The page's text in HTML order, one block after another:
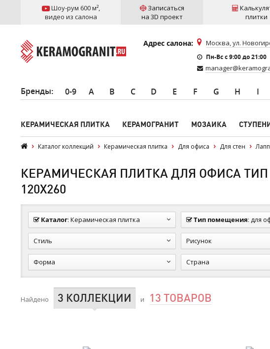
Шоу-рум 600 м²,
видео из салона
Записаться
на 3D проект
плитки
Адрес салона: Москва, ул.
Пн-Вс c 9:00 до 21:00
Бренды: 0-9 A B C D E F G H I
КЕРАМИЧЕСКАЯ ПЛИТКА КЕРАМОГРАНИТ МОЗАИКА
Каталог коллекций Керамическая плитка Для офиса Для стен
КЕРАМИЧЕСКАЯ ПЛИТКА ДЛЯ ОФИСА
120Х260
Каталог: Керамическая плитка Тип помещения: для
Стиль Рисунок
Форма Страна
Найдено 3 КОЛЛЕКЦИИ и 13 ТОВАРОВ